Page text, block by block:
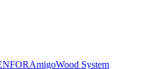
AmigoWood System